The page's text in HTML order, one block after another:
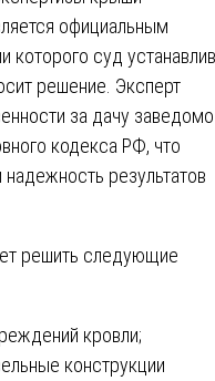
официальным
которого суд
решение. Эксперт
за дачу заведомо
кодекса РФ, что
результатов
решить следующие
кровли;
конструкции